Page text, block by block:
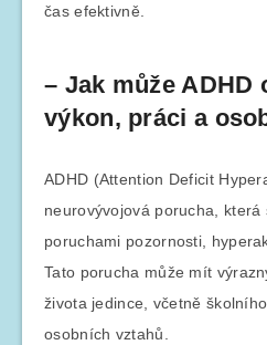
čas efektivně.
– Jak může
výkon, práci a
ADHD (Attention Deficit
neurovývojová porucha,
poruchami pozornosti,
Tato porucha může mít
života jedince, včetně
osobních vztahů.